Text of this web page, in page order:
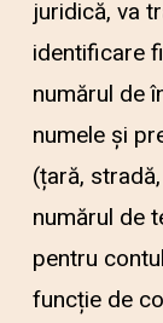
juridică, va
identificare
numărul de
numele și
(țară,
numărul de
pentru
funcție de